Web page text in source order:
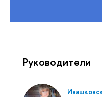
Руководители